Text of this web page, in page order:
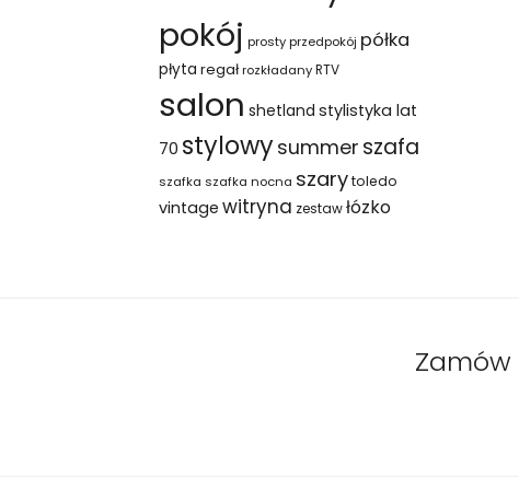
pokój prostyprzedpokój półka
płyta regałrozkładanyRTV
salon shetland stylistyka lat
70 stylowysummer szafa
szafka szafka nocna szarytoledo
vintage witryna zestawłózko